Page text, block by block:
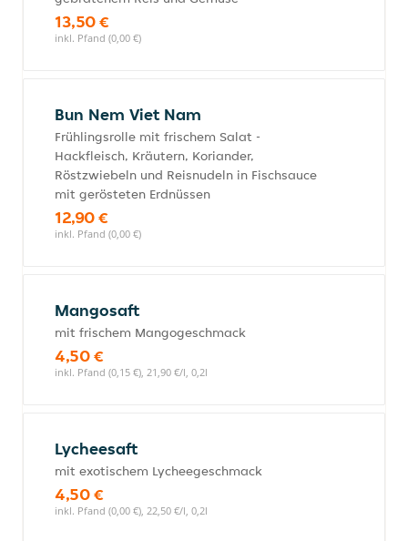
13,50 €
inkl. Pfand (0,00 €)
Bun Nem Viet Nam
Frühlingsrolle mit frischem Salat -
Hackfleisch, Kräutern, Koriander,
Röstzwiebeln und Reisnudeln in Fischsauce
mit gerösteten Erdnüssen
12,90 €
inkl. Pfand (0,00 €)
Mangosaft
mit frischem Mangogeschmack
4,50 €
inkl. Pfand (0,15 €), 21,90 €/l, 0,2l
Lycheesaft
mit exotischem Lycheegeschmack
4,50 €
inkl. Pfand (0,00 €), 22,50 €/l, 0,2l